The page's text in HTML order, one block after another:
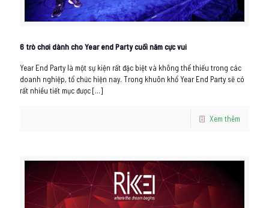
6 trò chơi dành cho Year end Party cuối năm cực vui
Year End Party là một sự kiện rất đặc biệt và không thể thiếu trong các
doanh nghiệp, tổ chức hiện nay. Trong khuôn khổ Year End Party sẽ có
rất nhiều tiết mục được[…]
Xem thêm